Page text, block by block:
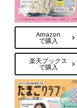
Amazon
で購入
楽天ブックス
で購入